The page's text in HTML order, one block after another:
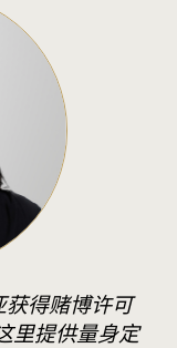
获得赌博许可
里提供量身定